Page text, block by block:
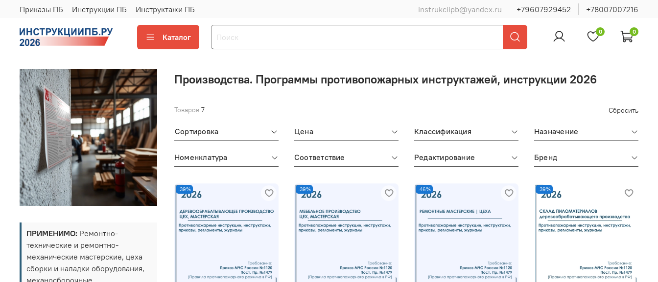
Приказы ПБ Инструкции ПБ Инструктажи ПБ instrukciipb@yandex.ru +79607929452 +78007007216
Каталог
0 0
Производства. Программы противопожарных инструктажей, инструкции 2026
Товаров 7 Сбросить
Сортировка Цена Классификация Назначение
Номенклатура Соответствие Редактирование Бренд
-39% -39% -46% -39%
ПРИМЕНИМО: Ремонтно-
технические и ремонтно-
механические мастерские, цеха
сборки и наладки оборудования,
механосборочные,